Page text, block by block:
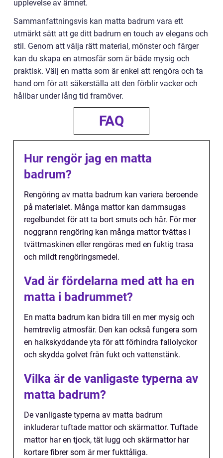
upplevelse av ämnet.
Sammanfattningsvis kan matta badrum vara ett
utmärkt sätt att ge ditt badrum en touch av elegans och
stil. Genom att välja rätt material, mönster och färger
kan du skapa en atmosfär som är både mysig och
praktisk. Välj en matta som är enkel att rengöra och ta
hand om för att säkerställa att den förblir vacker och
hållbar under lång tid framöver.
FAQ
Hur rengör jag en matta
badrum?
Rengöring av matta badrum kan variera beroende
på materialet. Många mattor kan dammsugas
regelbundet för att ta bort smuts och hår. För mer
noggrann rengöring kan många mattor tvättas i
tvättmaskinen eller rengöras med en fuktig trasa
och mildt rengöringsmedel.
Vad är fördelarna med att ha en
matta i badrummet?
En matta badrum kan bidra till en mer mysig och
hemtrevlig atmosfär. Den kan också fungera som
en halkskyddande yta för att förhindra fallolyckor
och skydda golvet från fukt och vattenstänk.
Vilka är de vanligaste typerna av
matta badrum?
De vanligaste typerna av matta badrum
inkluderar tuftade mattor och skärmattor. Tuftade
mattor har en tjock, tät lugg och skärmattor har
kortare fibrer som är mer fukttåliga.